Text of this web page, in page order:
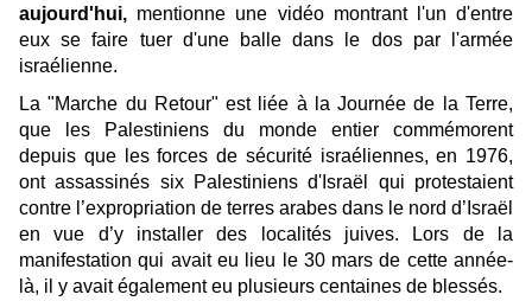
aujourd'hui, mentionne une vidéo montrant l'un d'entre
eux se faire tuer d'une balle dans le dos par l'armée
israélienne.
La "Marche du Retour" est liée à la Journée de la Terre,
que les Palestiniens du monde entier commémorent
depuis que les forces de sécurité israéliennes, en 1976,
ont assassinés six Palestiniens d'Israël qui protestaient
contre l’expropriation de terres arabes dans le nord d’Israël
en vue d’y installer des localités juives. Lors de la
manifestation qui avait eu lieu le 30 mars de cette année-
là, il y avait également eu plusieurs centaines de blessés.